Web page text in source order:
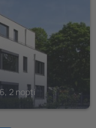
2 nopți